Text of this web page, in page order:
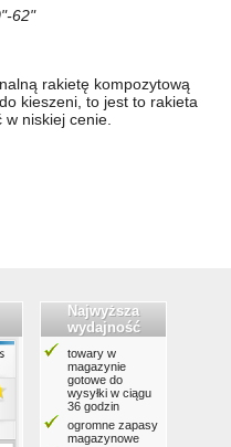
62"
rakietę kompozytową
kieszeni, to jest to rakieta
w niskiej cenie.
Najwyższa
wydajność
towary w
magazynie
gotowe do
wysyłki w ciągu
36 godzin
ogromne zapasy
magazynowe